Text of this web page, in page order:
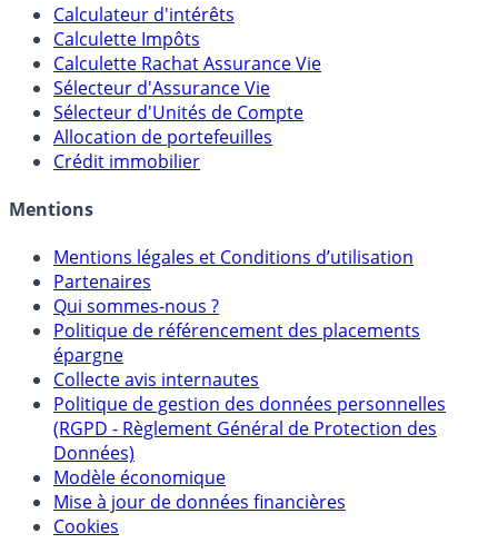
Calculateur d'intérêts
Calculette Impôts
Calculette Rachat Assurance Vie
Sélecteur d'Assurance Vie
Sélecteur d'Unités de Compte
Allocation de portefeuilles
Crédit immobilier
Mentions
Mentions légales et Conditions d’utilisation
Partenaires
Qui sommes-nous ?
Politique de référencement des placements
épargne
Collecte avis internautes
Politique de gestion des données personnelles
(RGPD - Règlement Général de Protection des
Données)
Modèle économique
Mise à jour de données financières
Cookies